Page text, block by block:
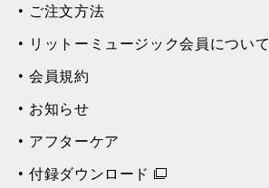
ご注文方法
リットーミュージック会員について
会員規約
お知らせ
アフターケア
付録ダウンロード